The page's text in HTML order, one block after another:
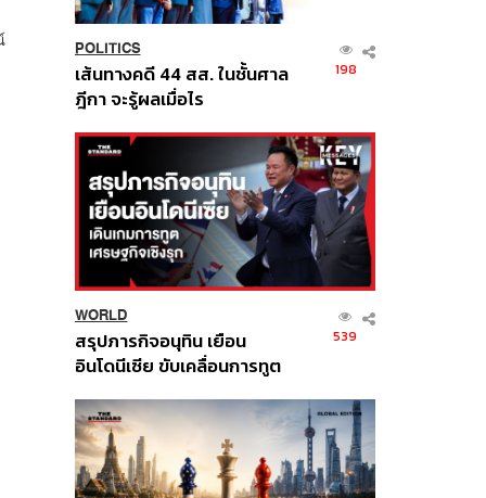
POLITICS
เส้นทางคดี 44 สส. ในชั้นศาล
ฎีกา จะรู้ผลเมื่อไร
198
WORLD
สรุปภารกิจอนุทิน เยือน
อินโดนีเซีย ขับเคลื่อนการทูต
ส่วนยุทธศาสตร์ไทย –
อินโดนีเซีย
539